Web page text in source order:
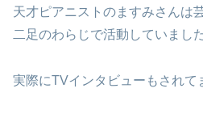
天才ピアニストのますみさんは
二足のわらじで活動していました
実際にTVインタビューもされて